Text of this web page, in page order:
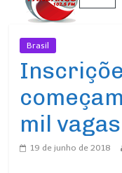
Brasil
mil vagas
19 de junho de 2018